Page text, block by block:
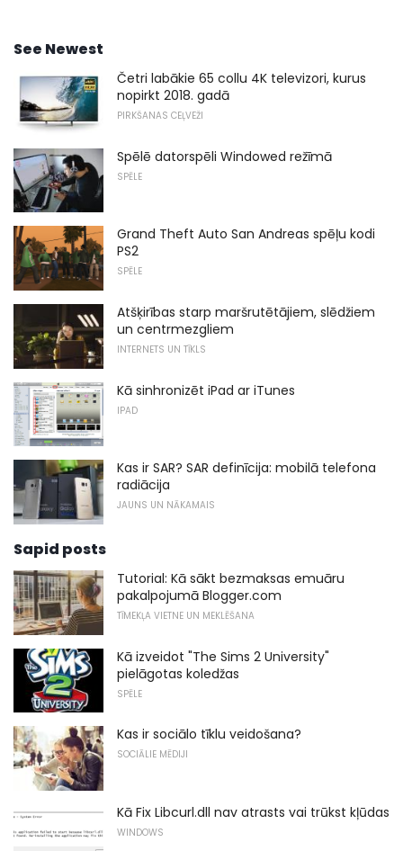
See Newest
Četri labākie 65 collu 4K televizori, kurus
nopirkt 2018. gadā
PIRKŠANAS CEĻVEŽI
Spēlē datorspēli Windowed režīmā
SPĒLE
Grand Theft Auto San Andreas spēļu kodi
PS2
SPĒLE
Atšķirības starp maršrutētājiem, slēdžiem
un centrmezgliem
INTERNETS UN TĪKLS
Kā sinhronizēt iPad ar iTunes
IPAD
Kas ir SAR? SAR definīcija: mobilā telefona
radiācija
JAUNS UN NĀKAMAIS
Sapid posts
Tutorial: Kā sākt bezmaksas emuāru
pakalpojumā Blogger.com
TĪMEKĻA VIETNE UN MEKLĒŠANA
Kā izveidot "The Sims 2 University"
pielāgotas koledžas
SPĒLE
Kas ir sociālo tīklu veidošana?
SOCIĀLIE MĒDIJI
Kā Fix Libcurl.dll nav atrasts vai trūkst kļūdas
WINDOWS